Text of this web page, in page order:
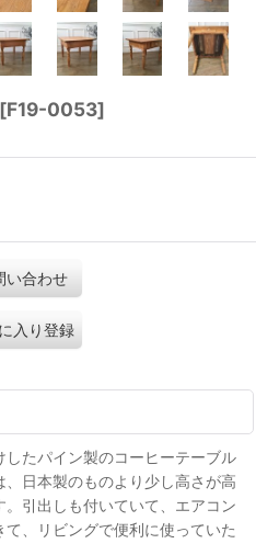
[F19-0053]
い合わせ
入り登録
たパイン製のコーヒーテーブル
日本製のものより少し高さが高
引出しも付いていて、エアコン
、リビングで便利に使っていた